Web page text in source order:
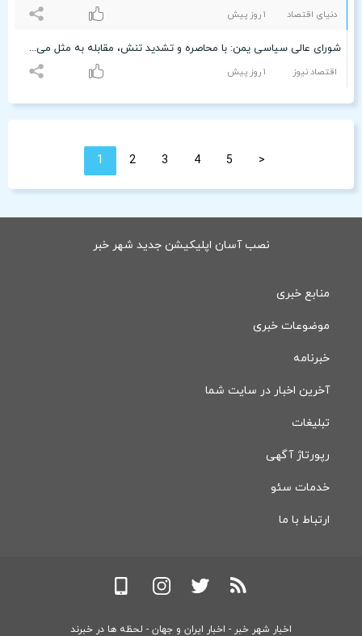
دنیای اقتصاد ۱ روز پیش
شورای عالی سیاسی یمن: با محاصره و تشدید تنش، مقابله به مثل می‌کنیم
اقتصاد نیوز ۱ روز پیش
1 2 3 4 5 <
نصب آسان اپلیکیشن جدید شهر خبر
منابع خبری
موضوعات خبری
خبرنامه
آخرین اخبار در سایت شما
تبلیغات
رپورتاژ آگهی
خدمات سئو
ارتباط با ما
اخبار شهر خبر - اخبار ایران و جهان - لحظه ها در خبرند